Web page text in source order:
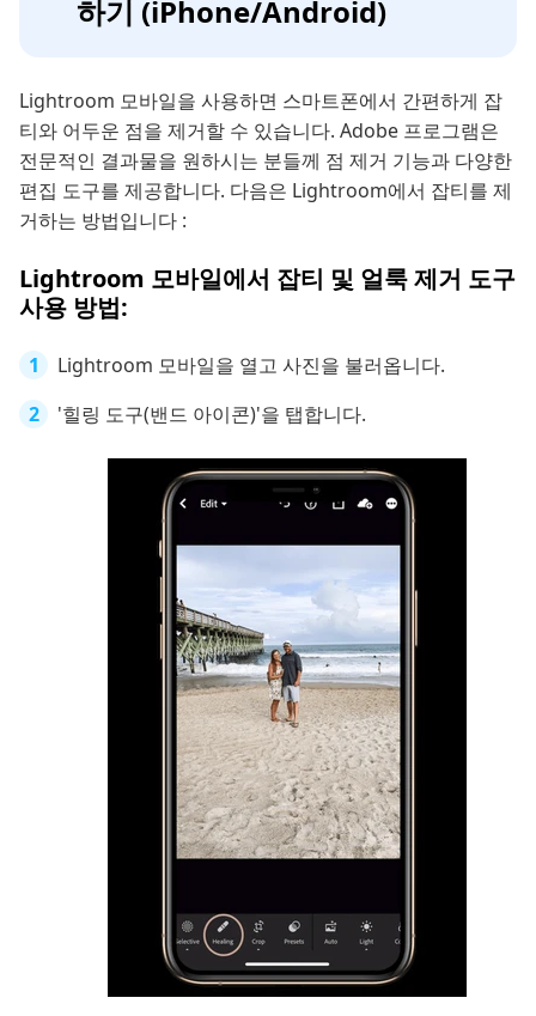
하기 (iPhone/Android)
Lightroom 모바일을 사용하면 스마트폰에서 간편하게 잡
티와 어두운 점을 제거할 수 있습니다. Adobe 프로그램은
전문적인 결과물을 원하시는 분들께 점 제거 기능과 다양한
편집 도구를 제공합니다. 다음은 Lightroom에서 잡티를 제
거하는 방법입니다 :
Lightroom 모바일에서 잡티 및 얼룩 제거 도구
사용 방법:
Lightroom 모바일을 열고 사진을 불러옵니다.
'힐링 도구(밴드 아이콘)'을 탭합니다.